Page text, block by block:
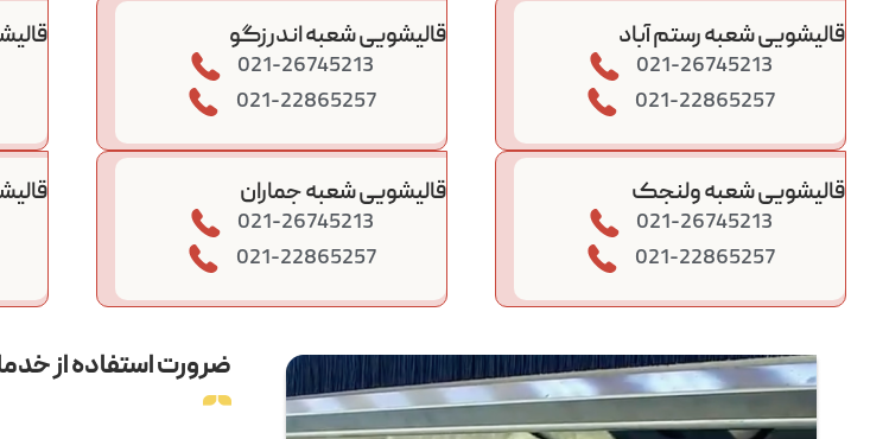
قالیشویی شعبه رستم آباد
021-26745213
021-22865257
قالیشویی شعبه اندرزگو
021-26745213
021-22865257
قالیشویی شعبه ولنجک
021-26745213
021-22865257
قالیشویی شعبه جماران
021-26745213
021-22865257
ضرورت استفاده از